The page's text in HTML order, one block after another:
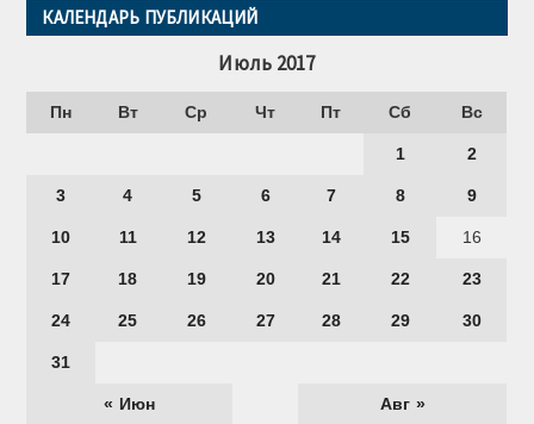
КАЛЕНДАРЬ ПУБЛИКАЦИЙ
Июль 2017
Пн Вт Ср Чт Пт Сб Вс
« Июн Авг »
1 2
3 4 5 6 7 8 9
10 11 12 13 14 15 16
17 18 19 20 21 22 23
24 25 26 27 28 29 30
31